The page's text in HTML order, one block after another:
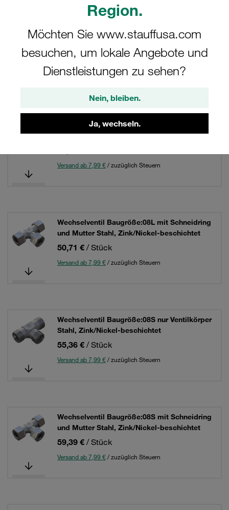
Region.
Möchten Sie www.stauffusa.com
besuchen, um lokale Angebote und
Dienstleistungen zu sehen?
Nein, bleiben.
Ja, wechseln.
Wechselventil Baugröße:06S mit Schneidring
und Mutter Stahl, zink/nickel-beschichtet
53,24 € / Stück
Versand ab 7,99 €/ zuzüglich Steuern
Wechselventil Baugröße:08L nur Ventilkörper
Stahl, Zink/Nickel-beschichtet
Versand ab 7,99 €/ zuzüglich Steuern
Wechselventil Baugröße:08L mit Schneidring
und Mutter Stahl, Zink/Nickel-beschichtet
50,71 € / Stück
Versand ab 7,99 €/ zuzüglich Steuern
Wechselventil Baugröße:08S nur Ventilkörper
Stahl, Zink/Nickel-beschichtet
55,36 € / Stück
Versand ab 7,99 €/ zuzüglich Steuern
Wechselventil Baugröße:08S mit Schneidring
und Mutter Stahl, Zink/Nickel-beschichtet
59,39 € / Stück
Versand ab 7,99 €/ zuzüglich Steuern